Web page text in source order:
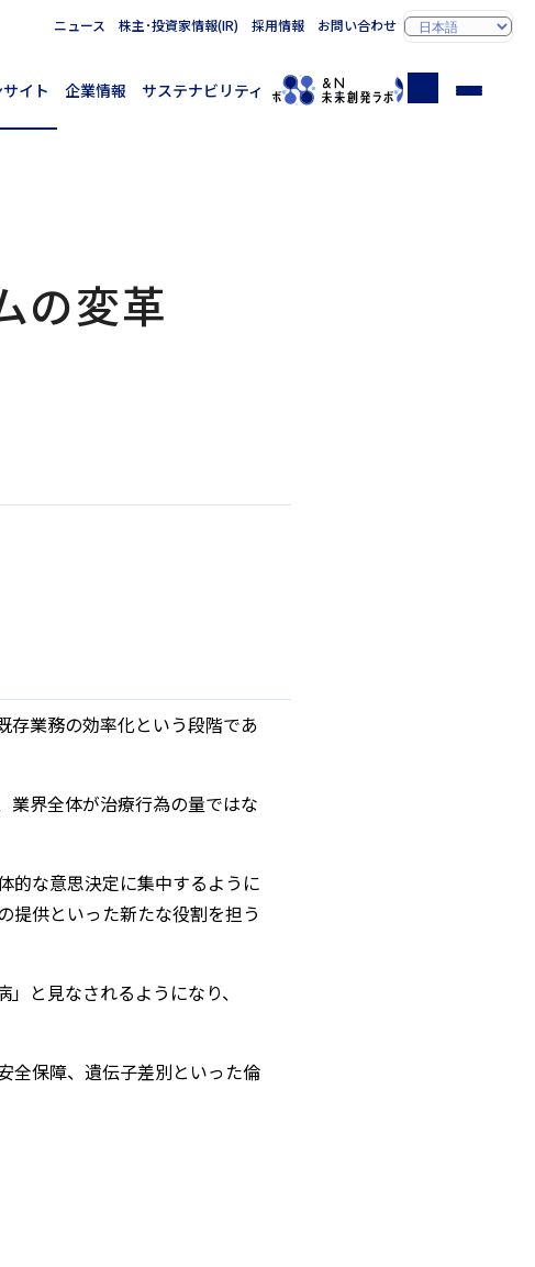
イト 企業情報 サステナビリティ
ニュース 株主･投資家情報(IR) 採用情報 お問い合わせ
の変革
存業務の効率化という段階であ
業界全体が治療行為の量ではな
的な意思決定に集中するように
提供といった新たな役割を担う
と見なされるようになり、
全保障、遺伝子差別といった倫